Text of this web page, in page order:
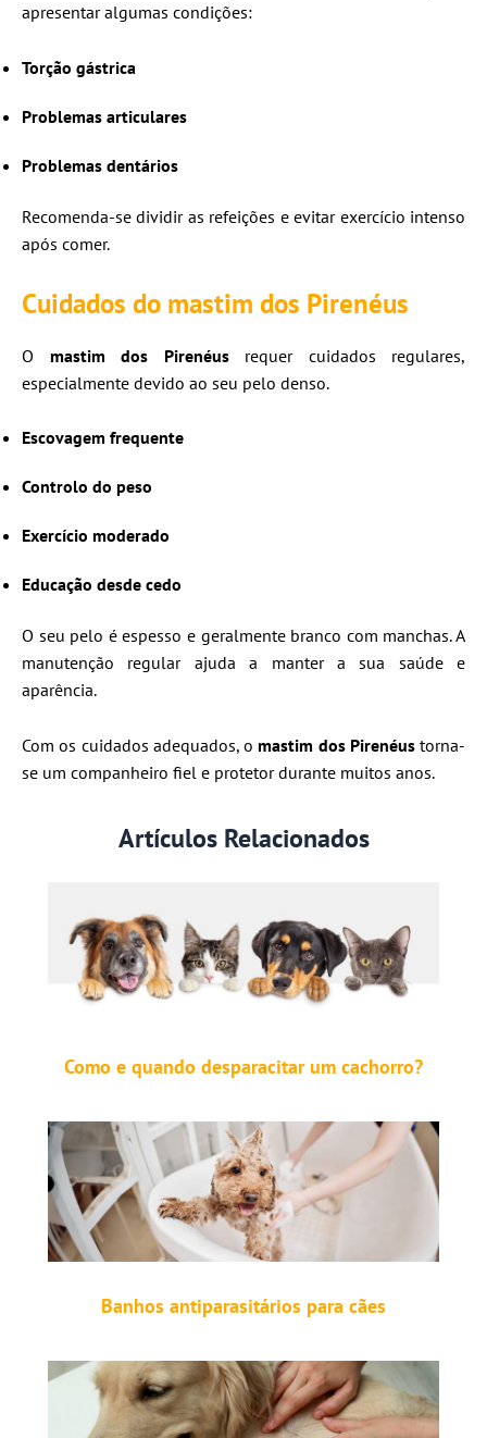
apresentar algumas condições:
Torção gástrica
Problemas articulares
Problemas dentários
Recomenda-se dividir as refeições e evitar exercício intenso
após comer.
Cuidados do mastim dos Pirenéus
O mastim dos Pirenéusrequer cuidados regulares,
especialmente devido ao seu pelo denso.
Escovagem frequente
Controlo do peso
Exercício moderado
Educação desde cedo
O seu pelo é espesso e geralmente branco com manchas. A
manutenção regular ajuda a manter a sua saúde e
aparência.
Com os cuidados adequados, omastim dos Pirenéustorna-
se um companheiro fiel e protetor durante muitos anos.
Artículos Relacionados
Como e quando desparacitar um cachorro?
Banhos antiparasitários para cães